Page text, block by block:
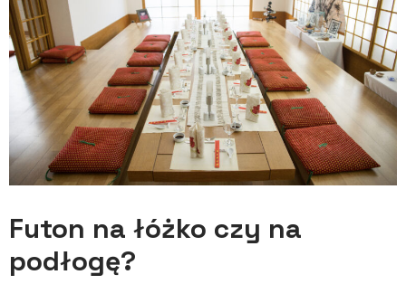
Futon na łóżko czy na
podłogę?